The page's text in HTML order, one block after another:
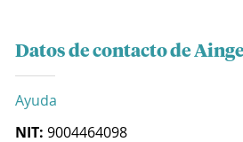
Datos de contacto de
Ayuda
NIT: 9004464098